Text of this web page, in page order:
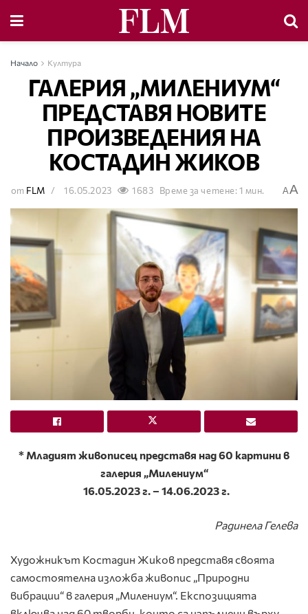
Начало Култура
ГАЛЕРИЯ „МИЛЕНИУМ“
ПРЕДСТАВЯ НОВИТЕ
ПРОИЗВЕДЕНИЯ НА
КОСТАДИН ЖИКОВ
от FLM 16.05.2023 1683 Време за четене: 1 мин. AA
* Младият живописец представя над 60 картини в
галерия „Милениум“
16.05.2023 г. – 14.06.2023 г.
Радинела Гелева
Художникът Костадин Жиков представя своята
самостоятелна изложба живопис „Природни
вибрации“ в галерия „Милениум“. Експозицията